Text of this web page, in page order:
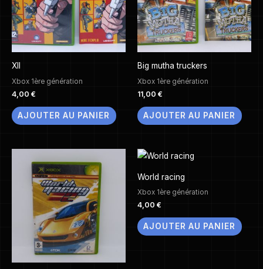
XII
Xbox 1ère génération
4,00 €
AJOUTER AU PANIER
Big mutha truckers
Xbox 1ère génération
11,00 €
AJOUTER AU PANIER
World racing
Xbox 1ère génération
4,00 €
AJOUTER AU PANIER